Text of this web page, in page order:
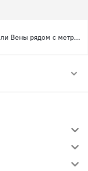
Отели Вены рядом с метро Алаудгассе